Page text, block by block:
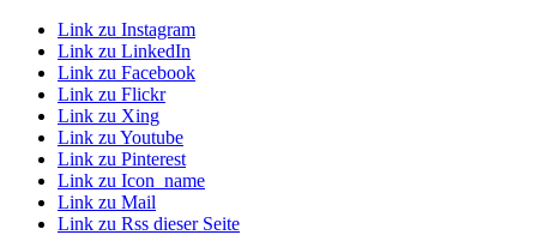
Link zu Instagram
Link zu LinkedIn
Link zu Facebook
Link zu Flickr
Link zu Xing
Link zu Youtube
Link zu Pinterest
Link zu Icon_name
Link zu Mail
Link zu Rss dieser Seite